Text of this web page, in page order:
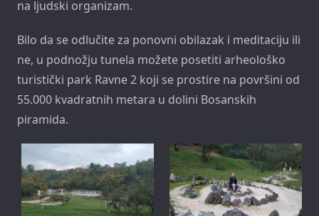
na ljudski organizam.
Bilo da se odlučite za ponovni obilazak i meditaciju ili
ne, u podnožju tunela možete posetiti arheološko
turistički park Ravne 2 koji se prostire na površini od
55.000 kvadratnih metara u dolini Bosanskih
piramida.